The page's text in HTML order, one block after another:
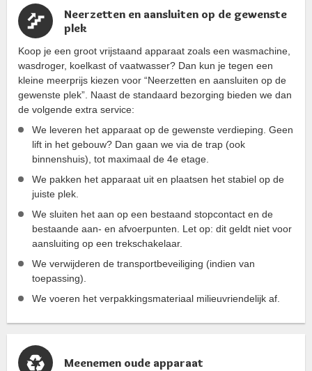
Neerzetten en aansluiten op de gewenste
plek
Koop je een groot vrijstaand apparaat zoals een wasmachine,
wasdroger, koelkast of vaatwasser? Dan kun je tegen een
kleine meerprijs kiezen voor “Neerzetten en aansluiten op de
gewenste plek”. Naast de standaard bezorging bieden we dan
de volgende extra service:
We leveren het apparaat op de gewenste verdieping. Geen
lift in het gebouw? Dan gaan we via de trap (ook
binnenshuis), tot maximaal de 4e etage.
We pakken het apparaat uit en plaatsen het stabiel op de
juiste plek.
We sluiten het aan op een bestaand stopcontact en de
bestaande aan- en afvoerpunten. Let op: dit geldt niet voor
aansluiting op een trekschakelaar.
We verwijderen de transportbeveiliging (indien van
toepassing).
We voeren het verpakkingsmateriaal milieuvriendelijk af.
Meenemen oude apparaat